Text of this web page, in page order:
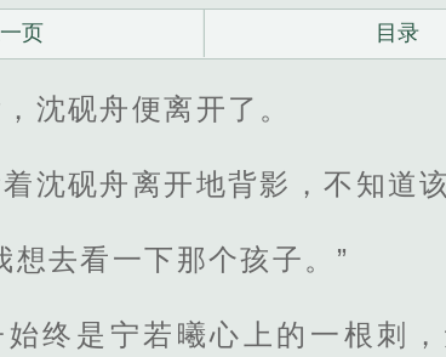
页 目录
沈砚舟便离开了。
沈砚舟离开地背影，不知道
想去看一下那个孩子。”
始终是宁若曦心上的一根刺